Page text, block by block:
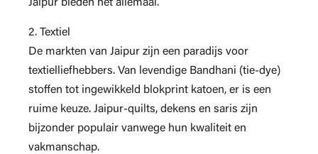
Jaipur bieden het allemaal.
2. Textiel
De markten van Jaipur zijn een paradijs voor
textielliefhebbers. Van levendige Bandhani (tie-dye)
stoffen tot ingewikkeld blokprint katoen, er is een
ruime keuze. Jaipur-quilts, dekens en saris zijn
bijzonder populair vanwege hun kwaliteit en
vakmanschap.